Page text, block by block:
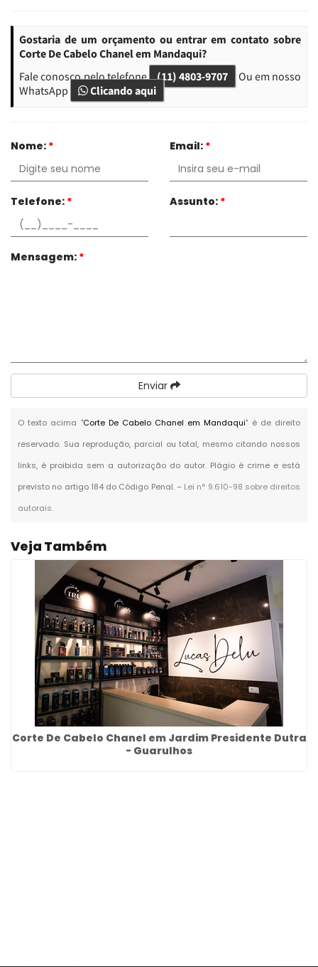
Gostaria de um orçamento ou entrar em contato sobre
Corte De Cabelo Chanel em Mandaqui?
Fale conosco pelo telefone (11) 4803-9707
Ou em nosso
WhatsApp
Clicando aqui
Nome: * Email: *
Telefone: * Assunto: *
Mensagem: *
Enviar
O texto acima "Corte De Cabelo Chanel em Mandaqui" é de direito
reservado. Sua reprodução, parcial ou total, mesmo citando nossos
links, é proibida sem a autorização do autor. Plágio é crime e está
previsto no artigo 184 do Código Penal. – Lei n° 9.610-98 sobre direitos
autorais.
Veja Também
Corte De Cabelo Chanel em Jardim Presidente Dutra
- Guarulhos